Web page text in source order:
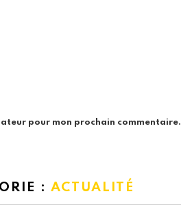
pour mon prochain commentaire.
: ACTUALITÉ